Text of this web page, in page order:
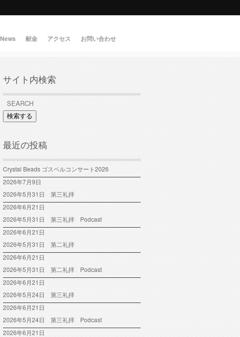
News 献金 アクセス お問い合わせ
サイト内検索
検索する
最近の投稿
Crystal Beads ゴスペルコンサート2026
2026年7月9日
2026年5月31日 第三礼拝
2026年6月21日
2026年5月31日 第三礼拝 Podcast
2026年6月21日
2026年5月31日 第二礼拝
2026年6月21日
2026年5月31日 第二礼拝 Podcast
2026年6月21日
2026年5月24日 第三礼拝
2026年6月21日
2026年5月24日 第三礼拝 Podcast
2026年6月21日